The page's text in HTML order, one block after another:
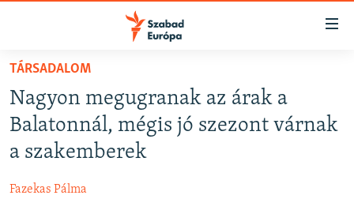
Akadálymentes
Ugrás
fő
oldalra
tartalomjegyzékre
AKTUÁLIS
PODCASTOK
ELEMZŐ
TÁRSADALOM
Nagyon megugranak az árak a
Balatonnál, mégis jó szezont várnak
a szakemberek
Fazekas Pálma
FELIRATKOZÁS